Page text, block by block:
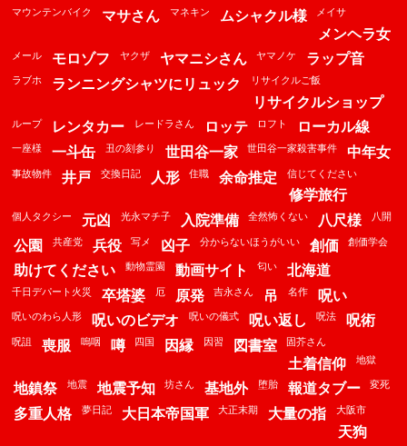
マウンテンバイク マサさん マネキン ムシャクル様 メイサ
メンヘラ女
メール モロゾフ ヤクザ ヤマニシさん ヤマノケ ラップ音
ラブホ ランニングシャツにリュック リサイクルご飯
リサイクルショップ
ループ レンタカー レードラさん ロッテ ロフト ローカル線
一座様 一斗缶 丑の刻参り 世田谷一家 世田谷一家殺害事件 中年女
事故物件 井戸 交換日記 人形 住職 余命推定 信じてください
修学旅行
個人タクシー 元凶 光永マチ子 入院準備 全然怖くない 八尺様 八開
公園 共産党 兵役 写メ 凶子 分からないほうがいい 創価 創価学会
助けてください 動物霊園 動画サイト 匂い 北海道
千日デパート火災 卒塔婆 厄 原発 吉永さん 吊 名作 呪い
呪いのわら人形 呪いのビデオ 呪いの儀式 呪い返し 呪法 呪術
呪詛 喪服 嗚咽 噂 四国 因縁 因習 図書室 固芥さん
土着信仰 地獄
地鎮祭 地震 地震予知 坊さん 基地外 堕胎 報道タブー 変死
多重人格 夢日記 大日本帝国軍 大正末期 大量の指 大阪市
天狗